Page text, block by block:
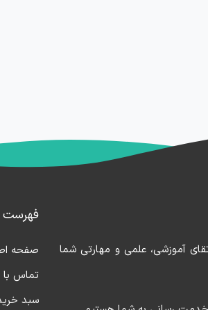
آموزشی، علمی و مهارتی شما
فهرست
صفحه
تماس با
سبد